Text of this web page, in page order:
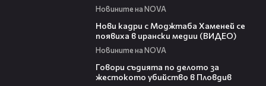
Новините на NOVA
Нови кадри с Моджтаба Хаменей се
появиха в ирански медии (ВИДЕО)
Новините на NOVA
Говори съдията по делото за
жестокото убийство в Пловдив